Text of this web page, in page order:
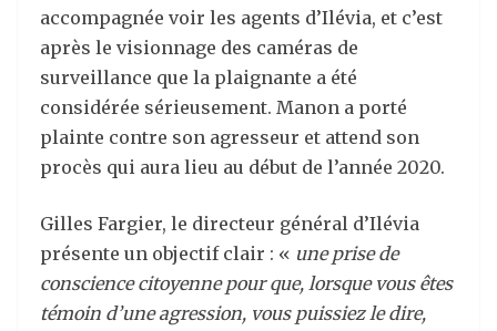
accompagnée voir les agents d’Ilévia, et c’est
après le visionnage des caméras de
surveillance que la plaignante a été
considérée sérieusement. Manon a porté
plainte contre son agresseur et attend son
procès qui aura lieu au début de l’année 2020.
Gilles Fargier, le directeur général d’Ilévia
présente un objectif clair : « une prise de
conscience citoyenne pour que, lorsque vous êtes
témoin d’une agression, vous puissiez le dire,